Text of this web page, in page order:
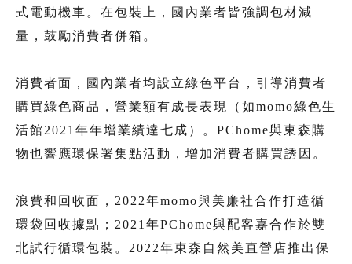
式電動機車。在包裝上，國內業者皆強調包材減
量，鼓勵消費者併箱。
消費者面，國內業者均設立綠色平台，引導消費者
購買綠色商品，營業額有成長表現（如momo綠色生
活館2021年年增業績達七成）。PChome與東森購
物也響應環保署集點活動，增加消費者購買誘因。
浪費和回收面，2022年momo與美廉社合作打造循
環袋回收據點；2021年PChome與配客嘉合作於雙
北試行循環包裝。2022年東森自然美直營店推出保